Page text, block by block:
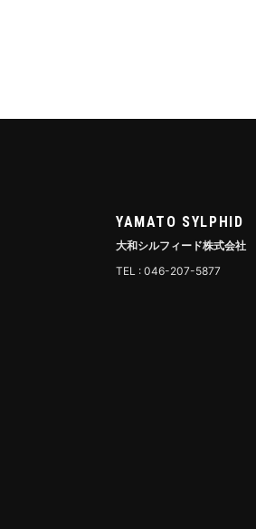
YAMATO SYLPHID
大和シルフィード株式会社
TEL : 046-207-5877